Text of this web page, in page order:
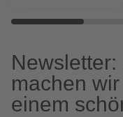
machen
einem